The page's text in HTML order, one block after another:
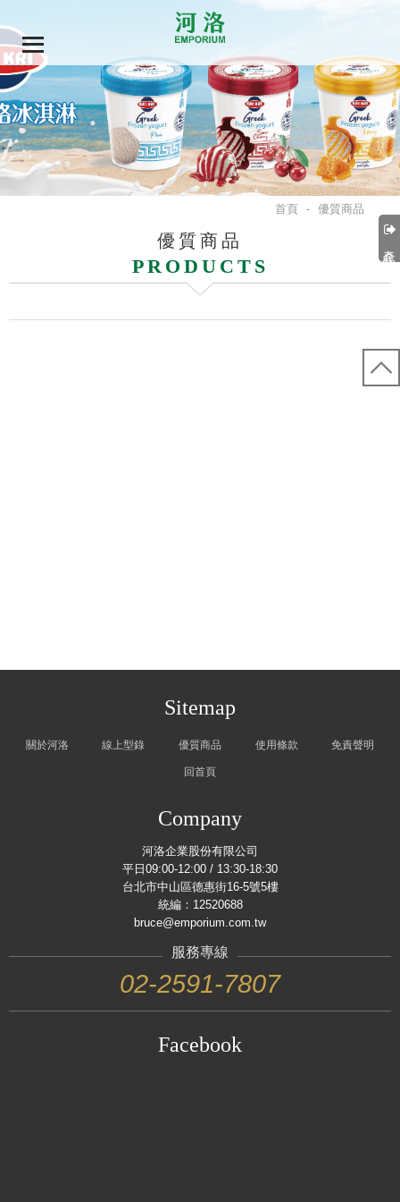
優質商品
PRODUCTS
首頁 - 優質商品
Sitemap
關於河洛 線上型錄 優質商品 使用條款 免責聲明
回首頁
Company
河洛企業股份有限公司
平日09:00-12:00 / 13:30-18:30
台北市中山區德惠街16-5號5樓
統編：12520688
bruce@emporium.com.tw
服務專線
02-2591-7807
Facebook